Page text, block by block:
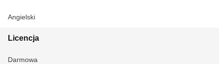
Angielski
Licencja
Darmowa